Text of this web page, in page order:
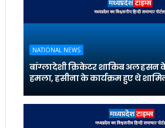
NATIONAL NEWS
बांग्लादेशी क्रिकेटर शाकिब अल हसन
हमला, हसीना के कार्यक्रम हुए थे